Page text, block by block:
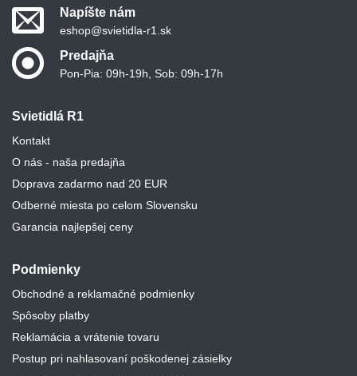
Svietidlá R1
Kontakt
O nás - naša predajňa
Doprava zadarmo nad 20 EUR
Odberné miesta po celom Slovensku
Garancia najlepšej ceny
Podmienky
Obchodné a reklamačné podmienky
Spôsoby platby
Reklamácia a vrátenie tovaru
Postup pri nahlasovaní poškodenej zásielky
Napíšte nám
eshop@svietidla-r1.sk
Predajňa
Pon-Pia: 09h-19h, Sob: 09h-17h